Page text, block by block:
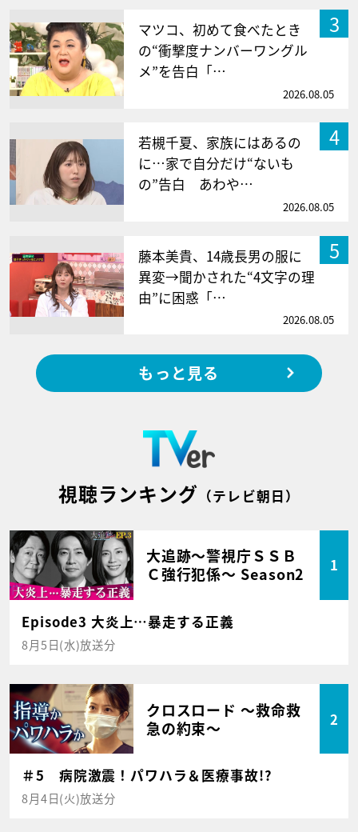
3
マツコ、初めて食べたとき
の“衝撃度ナンバーワングル
メ”を告白「…
2026.08.05
4
若槻千夏、家族にはあるの
に…家で自分だけ“ないも
の”告白 あわや…
2026.08.05
5
藤本美貴、14歳長男の服に
異変→聞かされた“4文字の理
由”に困惑「…
2026.08.05
もっと見る
視聴ランキング （テレビ朝日）
大追跡～警視庁ＳＳＢ
Ｃ強行犯係～ Season2
1
Episode3 大炎上…暴走する正義
8月5日(水)放送分
クロスロード ～救命救
急の約束～
2
＃5 病院激震！パワハラ＆医療事故!?
8月4日(火)放送分